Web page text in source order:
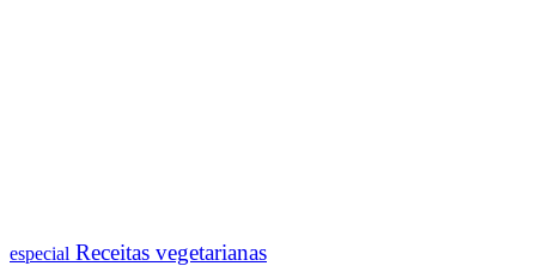
especial Receitas vegetarianas